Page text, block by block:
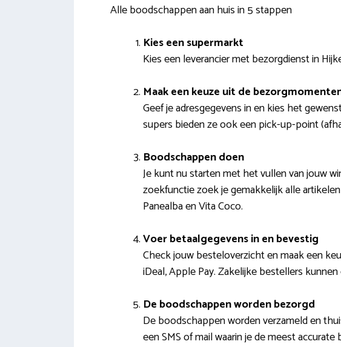
Alle boodschappen aan huis in 5 stappen
Kies een supermarkt
Kies een leverancier met bezorgdienst in
Maak een keuze uit de
Geef je adresgegevens in en kies het
supers bieden ze ook een pick-up-point
Boodschappen doen
Je kunt nu starten met het vullen van jouw
zoekfunctie zoek je gemakkelijk alle
Panealba en Vita Coco.
Voer betaalgegevens in en bevestig
Check jouw besteloverzicht en maak een
iDeal, Apple Pay. Zakelijke bestellers
De boodschappen worden bezorgd
De boodschappen worden verzameld en
een SMS of mail waarin je de meest